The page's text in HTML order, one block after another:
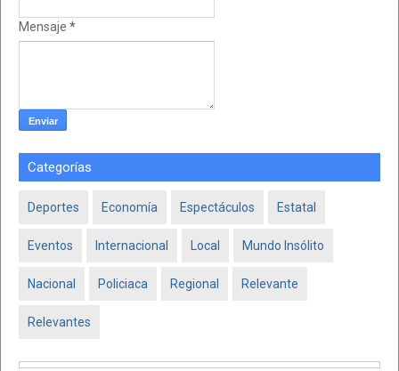
Mensaje *
Categorías
Deportes Economía Espectáculos Estatal
Eventos Internacional Local Mundo Insólito
Nacional Policiaca Regional Relevante
Relevantes